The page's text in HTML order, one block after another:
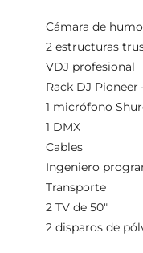
Cámara de humo
2 estructuras
VDJ profesional
Rack DJ
1 micrófono
1 DMX
Cables
Ingeniero
Transporte
2 TV de 50″
2 disparos de